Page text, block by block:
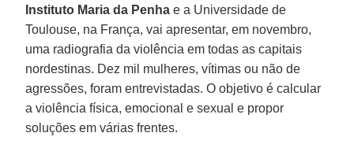
Instituto Maria da Penha e a Universidade de
Toulouse, na França, vai apresentar, em novembro,
uma radiografia da violência em todas as capitais
nordestinas. Dez mil mulheres, vítimas ou não de
agressões, foram entrevistadas. O objetivo é calcular
a violência física, emocional e sexual e propor
soluções em várias frentes.